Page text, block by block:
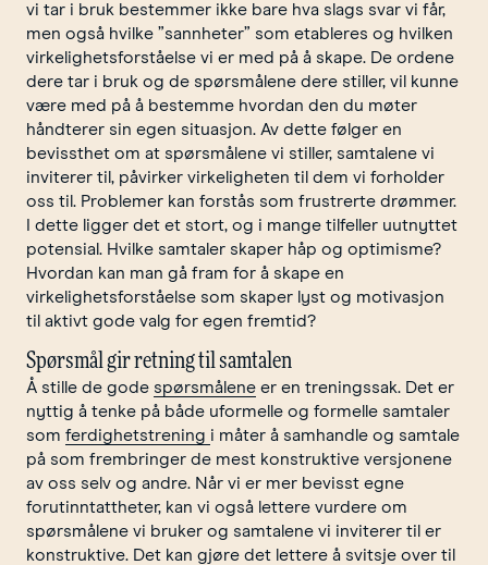
vi tar i bruk bestemmer ikke bare hva slags svar vi får,
men også hvilke ”sannheter” som etableres og hvilken
virkelighetsforståelse vi er med på å skape. De ordene
dere tar i bruk og de spørsmålene dere stiller, vil kunne
være med på å bestemme hvordan den du møter
håndterer sin egen situasjon. Av dette følger en
bevissthet om at spørsmålene vi stiller, samtalene vi
inviterer til, påvirker virkeligheten til dem vi forholder
oss til. Problemer kan forstås som frustrerte drømmer.
I dette ligger det et stort, og i mange tilfeller uutnyttet
potensial. Hvilke samtaler skaper håp og optimisme?
Hvordan kan man gå fram for å skape en
virkelighetsforståelse som skaper lyst og motivasjon
til aktivt gode valg for egen fremtid?
Spørsmål gir retning til samtalen
Å stille de gode spørsmålene er en treningssak. Det er
nyttig å tenke på både uformelle og formelle samtaler
som ferdighetstrening i måter å samhandle og samtale
på som frembringer de mest konstruktive versjonene
av oss selv og andre. Når vi er mer bevisst egne
forutinntattheter, kan vi også lettere vurdere om
spørsmålene vi bruker og samtalene vi inviterer til er
konstruktive. Det kan gjøre det lettere å svitsje over til